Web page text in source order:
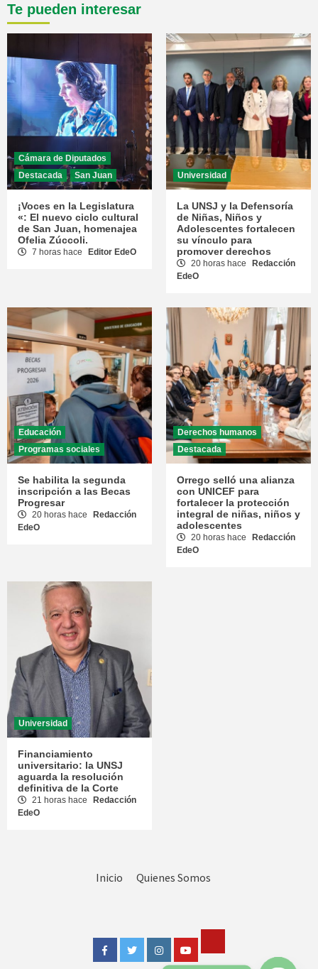
Te pueden interesar
Cámara de Diputados
Destacada
San Juan
¡Voces en la Legislatura
«: El nuevo ciclo cultural
de San Juan, homenajea
Ofelia Zúccoli.
7 horas hace Editor EdeO
Universidad
La UNSJ y la Defensoría
de Niñas, Niños y
Adolescentes fortalecen
su vínculo para
promover derechos
20 horas hace
Redacción
EdeO
Educación
Programas sociales
Se habilita la segunda
inscripción a las Becas
Progresar
20 horas hace
Redacción
EdeO
Derechos humanos
Destacada
Orrego selló una alianza
con UNICEF para
fortalecer la protección
integral de niñas, niños y
adolescentes
20 horas hace
Redacción
EdeO
Universidad
Financiamiento
universitario: la UNSJ
aguarda la resolución
definitiva de la Corte
21 horas hace
Redacción
EdeO
Inicio Quienes Somos
FacebookTwitterInstagramYoutube
Tok